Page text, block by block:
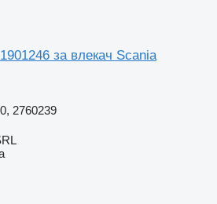
за влекач Scania
2760239